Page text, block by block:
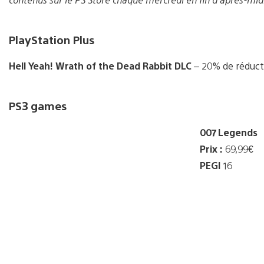
PlayStation Plus
Hell Yeah! Wrath of the Dead Rabbit DLC– 20% de
PS3 games
007 Legends
Prix : 69,99€
PEGI 16